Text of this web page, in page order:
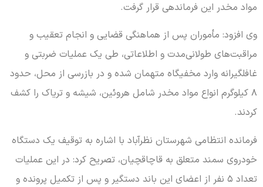
مواد مخدر این فرماندهی قرار گرفت.
وی افزود: مأموران پس از هماهنگی قضایی و انجام تعقیب و
مراقبت‌های طولانی‌مدت و اطلاعاتی، طی یک عملیات ضربتی و
غافلگیرانه وارد مخفیگاه متهمان شده و در بازرسی از محل، حدود
۸ کیلوگرم انواع مواد مخدر شامل هروئین، شیشه و تریاک را کشف
کردند.
فرمانده انتظامی شهرستان نظرآباد با اشاره به توقیف یک دستگاه
خودروی سمند متعلق به قاچاقچیان، تصریح کرد: در این عملیات
تعداد ۵ نفر از اعضای این باند دستگیر و پس از تکمیل پرونده و